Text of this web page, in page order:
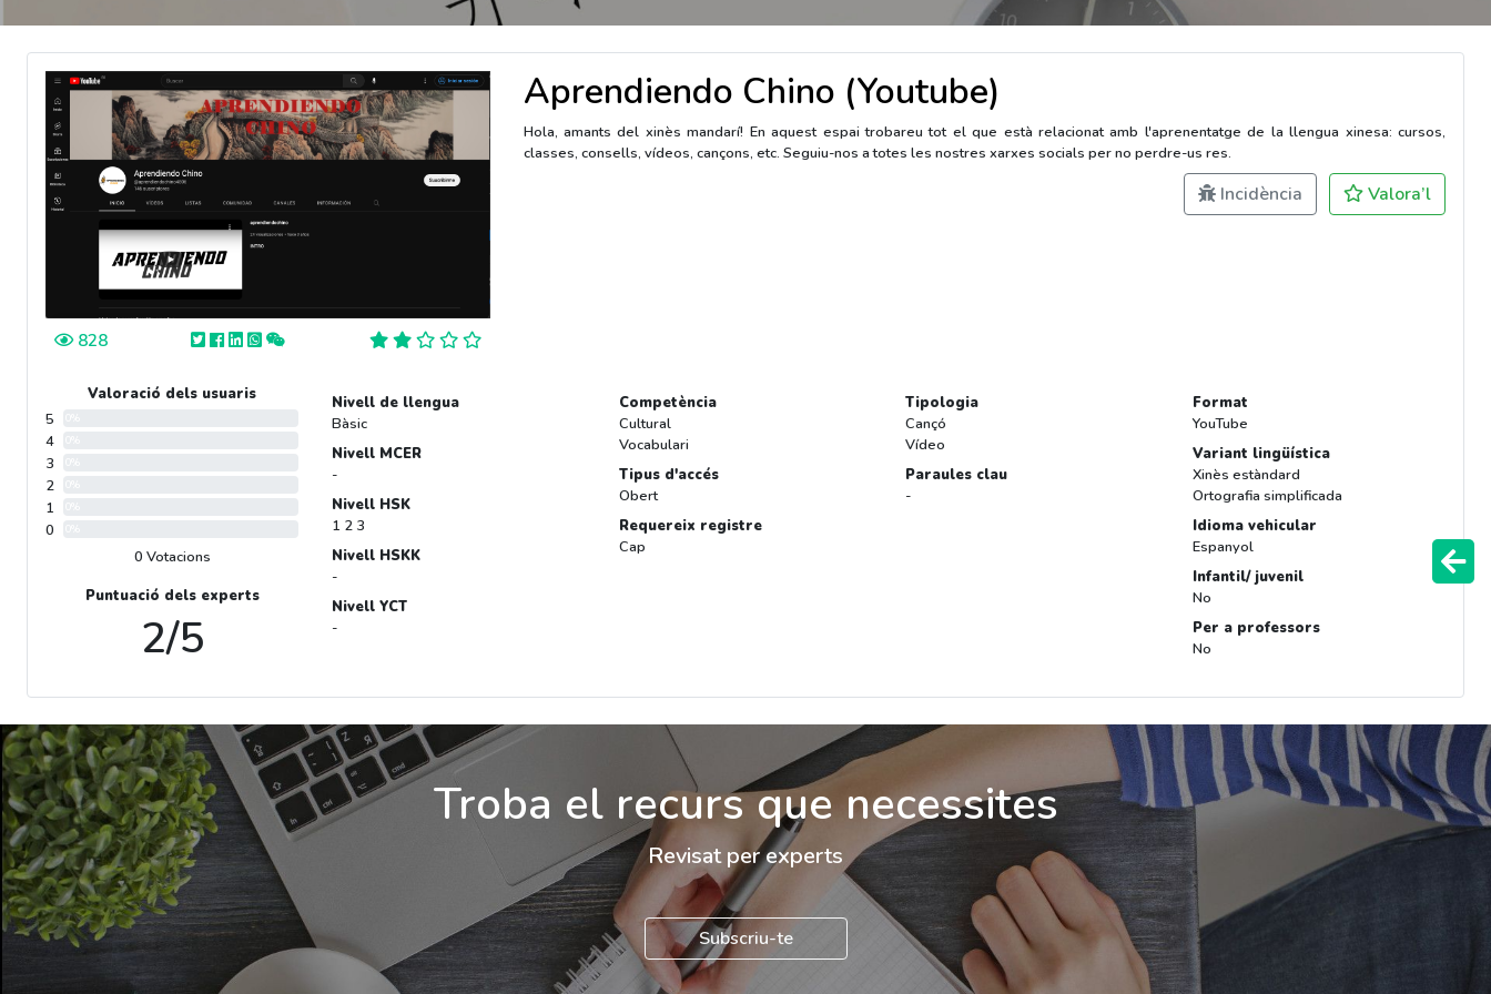
828
Aprendiendo Chino (Youtube)
Hola, amants del xinès mandarí! En aquest espai trobareu tot el que està relacionat amb l'aprenentatge de la llengua xinesa: cursos,
classes, consells, vídeos, cançons, etc. Seguiu-nos a totes les nostres xarxes socials per no perdre-us res.
Incidència Valora’l
Valoració dels usuaris
5
4
3
2
1
0
0 Votacions
Puntuació dels experts
2/5
Nivell de llengua
Bàsic
Nivell MCER
-
Nivell HSK
1 2 3
Nivell HSKK
-
Nivell YCT
-
Competència
Cultural
Vocabulari
Tipus d'accés
Obert
Requereix registre
Cap
Tipologia
Cançó
Vídeo
Paraules clau
-
Format
YouTube
Variant lingüística
Xinès estàndard
Ortografia simplificada
Idioma vehicular
Espanyol
Infantil/ juvenil
No
Per a professors
No
Troba el recurs que necessites
Revisat per experts
Subscriu-te